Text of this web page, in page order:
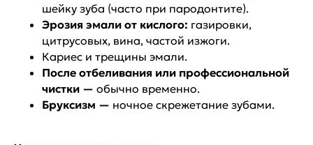
шейку зуба (часто при пародонтите).
Эрозия эмали от кислого: газировки,
цитрусовых, вина, частой изжоги.
Кариес и трещины эмали.
После отбеливания или профессиональной
чистки — обычно временно.
Бруксизм — ночное скрежетание зубами.